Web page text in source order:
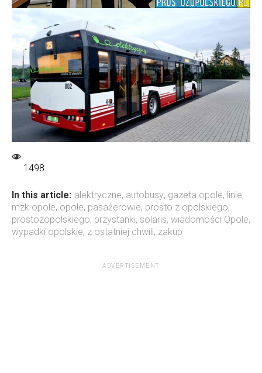
1498
In this article: alektryczne, autobusy, gazeta opole, linie,
mzk opole, opole, pasażerowie, prosto z opolskiego,
prostozopolskiego, przystanki, solaris, wiadomości Opole,
wypadki opolskie, z ostatniej chwili, zakup
ADVERTISEMENT